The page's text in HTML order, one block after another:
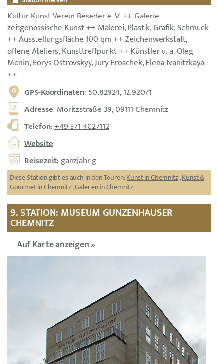
Kultur-Kunst Verein Beseder e. V. ++ Galerie
zeitgenössische Kunst ++ Malerei, Plastik, Grafik, Schmuck
++ Ausstellungsfläche 100 qm ++ Zeichenwerkstatt,
offene Ateliers, Kunsttreffpunkt ++ Künstler u. a. Oleg
Monin, Borys Ostrovskyy, Jury Eroschek, Elena Ivanitzkaya
++
GPS-Koordinaten: 50.82924, 12.92071
Adresse: Moritzstraße 39, 09111 Chemnitz
Telefon:+49 371 4027112
Website
Reisezeit: ganzjährig
Diese Station gibt es auch in den Touren:Kunst in Chemnitz,Kunst &
Gourmet in Chemnitz,Galerien in Chemnitz
9. STATION: MUSEUM GUNZENHAUSER
CHEMNITZ
Auf Karte anzeigen »